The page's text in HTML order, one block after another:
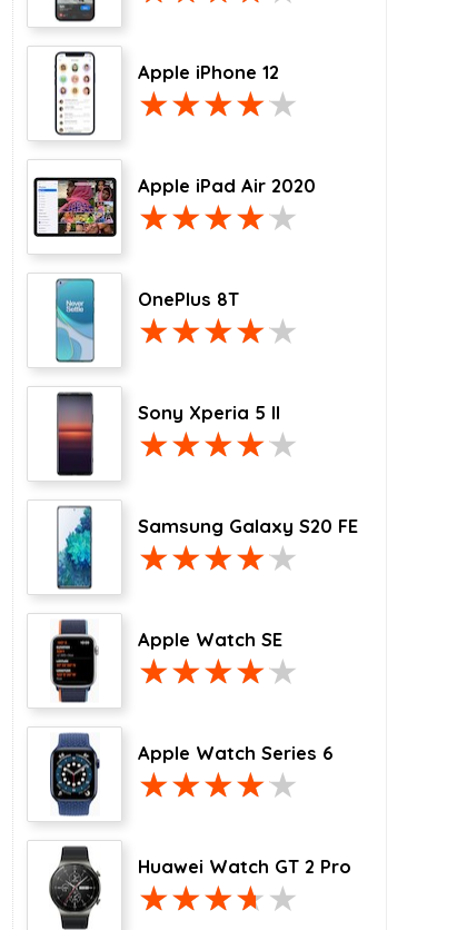
Apple iPhone 12
Apple iPad Air 2020
OnePlus 8T
Sony Xperia 5 II
Samsung Galaxy S20 FE
Apple Watch SE
Apple Watch Series 6
Huawei Watch GT 2 Pro